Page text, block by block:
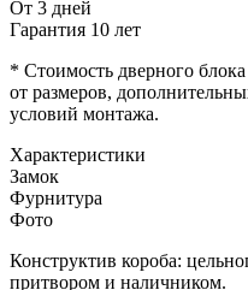
От 3 дней
Гарантия 10 лет
* Стоимость дверного
от размеров,
условий монтажа.
Характеристики
Замок
Фурнитура
Фото
Конструктив короба:
притвором и наличником.